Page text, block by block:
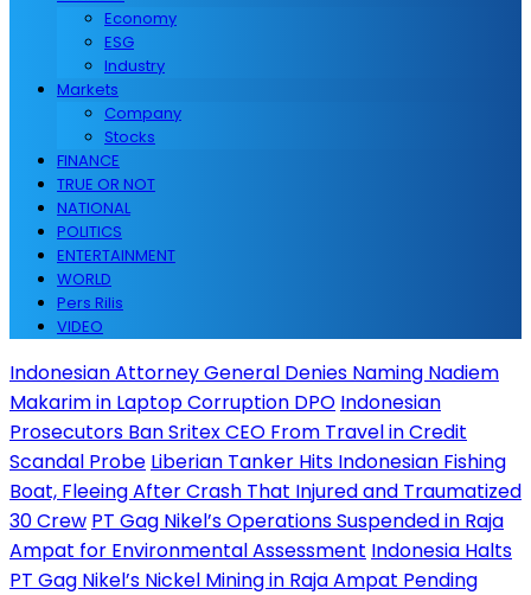
Economy
ESG
Industry
Markets
Company
Stocks
FINANCE
TRUE OR NOT
NATIONAL
POLITICS
ENTERTAINMENT
WORLD
Pers Rilis
VIDEO
Indonesian Attorney General Denies Naming Nadiem
Makarim in Laptop Corruption DPO Indonesian
Prosecutors Ban Sritex CEO From Travel in Credit
Scandal Probe Liberian Tanker Hits Indonesian Fishing
Boat, Fleeing After Crash That Injured and Traumatized
30 Crew PT Gag Nikel’s Operations Suspended in Raja
Ampat for Environmental Assessment Indonesia Halts
PT Gag Nikel’s Nickel Mining in Raja Ampat Pending